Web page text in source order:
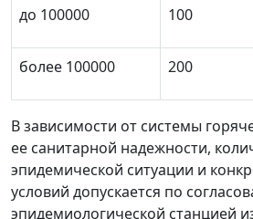
до 100000 100
более 100000 200
В зависимости от системы
ее санитарной надежности,
эпидемической ситуации и
условий допускается по
эпидемиологической станцией